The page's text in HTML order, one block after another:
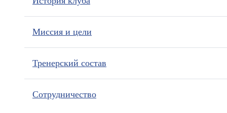
Миссия и цели
Тренерский состав
Сотрудничество